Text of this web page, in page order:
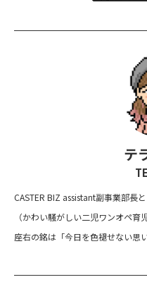
テ
CASTER BIZ assistant副事業部長
（かわい騒がしい二児ワンオペ育
座右の銘は「今日を色褪せない思